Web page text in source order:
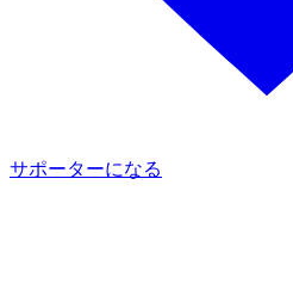
サポーターになる